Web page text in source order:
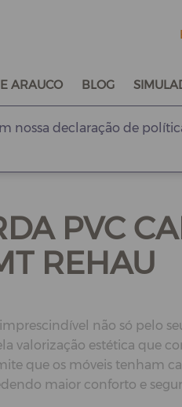
ARAUCO BLOG
nossa declaração de
PVC
REHAU
não só pelo
valorização estética que
que os móveis tenham
maior conforto e